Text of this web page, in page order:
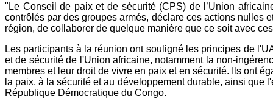
"Le Conseil de paix et de sécurité (CPS) de l’Union
contrôlés par des groupes armés, déclare ces actions nulles
région, de collaborer de quelque manière que ce soit avec
Les participants à la réunion ont souligné les principes de
et de sécurité de l'Union africaine, notamment la non-
membres et leur droit de vivre en paix et en sécurité. Ils ont
la paix, à la sécurité et au développement durable, ainsi
République Démocratique du Congo.